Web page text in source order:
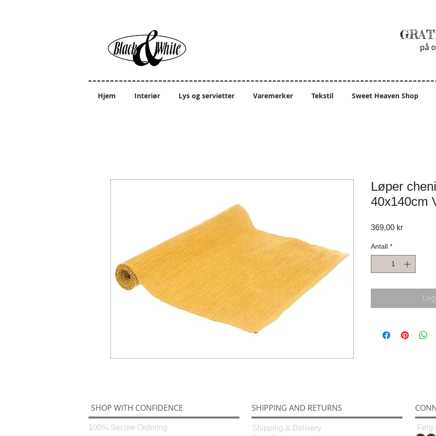
på
Hjem Interiør Lys og servietter Varemerker Tekstil Sweet Heaven Shop
Løper
40x140cm
369,00 krPris
Antall *
SHOP WITH CONFIDENCE
100% Secure Ordering
SHIPPING AND RETURNS
Shipping & Delivery
Følg